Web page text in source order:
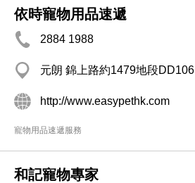
依時寵物用品速遞
2884 1988
元朗 錦上路約1479地段DD106
http://www.easypethk.com
寵物用品速遞服務
和記寵物專家